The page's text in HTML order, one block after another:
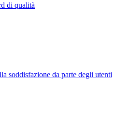
di qualità
soddisfazione da parte degli utenti